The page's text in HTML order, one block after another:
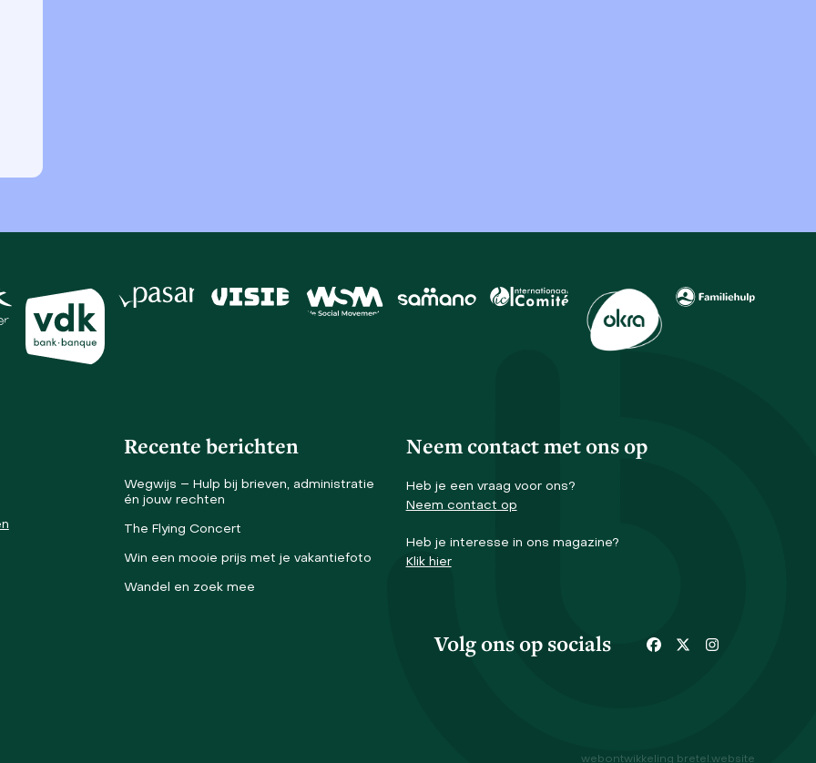
Recente berichten
Wegwijs – Hulp bij brieven, administratie
én jouw rechten
The Flying Concert
Win een mooie prijs met je vakantiefoto
Wandel en zoek mee
Neem contact met ons op
Heb je een vraag voor ons?
Neem contact op
Heb je interesse in ons magazine?
Klik hier
Volg ons op socials Facebook
TwitterInstagram
webontwikkeling bretel.website